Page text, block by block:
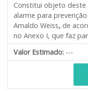
Constitui objeto deste
alarme para
Arnaldo Weiss, de
no Anexo I, que faz
Valor Estimado: ---